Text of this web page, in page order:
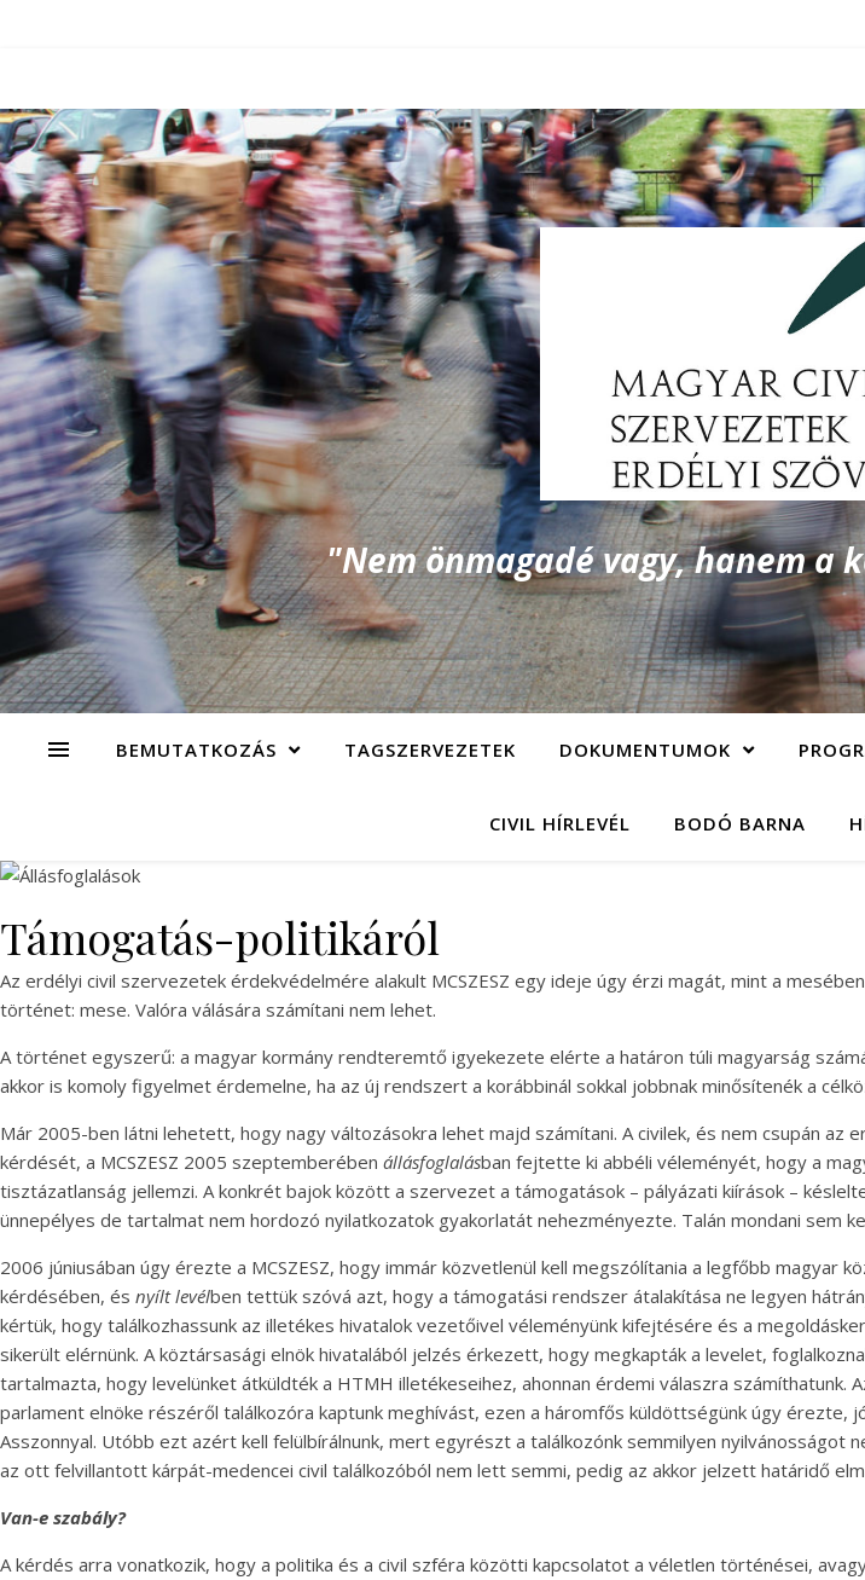
"Nem önmagadé vagy, hanem a
BEMUTATKOZÁS TAGSZERVEZETEK DOKUMENTUMOK
CIVIL HÍRLEVÉL BODÓ BARNA
Támogatás-politikáról
Az erdélyi civil szervezetek érdekvédelmére alakult MCSZESZ egy ideje úgy érzi magát, mint a
történet: mese. Valóra válására számítani nem lehet.
A történet egyszerű: a magyar kormány rendteremtő igyekezete elérte a határon túli magyarság
akkor is komoly figyelmet érdemelne, ha az új rendszert a korábbinál sokkal jobbnak minősítenék a
Már 2005-ben látni lehetett, hogy nagy változásokra lehet majd számítani. A civilek, és nem csupán
kérdését, a MCSZESZ 2005 szeptemberében állásfoglalásban fejtette ki abbéli véleményét, hogy a
tisztázatlanság jellemzi. A konkrét bajok között a szervezet a támogatások – pályázati kiírások –
ünnepélyes de tartalmat nem hordozó nyilatkozatok gyakorlatát nehezményezte. Talán mondani sem
2006 júniusában úgy érezte a MCSZESZ, hogy immár közvetlenül kell megszólítania a legfőbb
kérdésében, és nyílt levélben tettük szóvá azt, hogy a támogatási rendszer átalakítása ne legyen
kértük, hogy találkozhassunk az illetékes hivatalok vezetőivel véleményünk kifejtésére és a
sikerült elérnünk. A köztársasági elnök hivatalából jelzés érkezett, hogy megkapták a levelet,
tartalmazta, hogy levelünket átküldték a HTMH illetékeseihez, ahonnan érdemi válaszra
parlament elnöke részéről találkozóra kaptunk meghívást, ezen a háromfős küldöttségünk úgy
Asszonnyal. Utóbb ezt azért kell felülbírálnunk, mert egyrészt a találkozónk semmilyen
az ott felvillantott kárpát-medencei civil találkozóból nem lett semmi, pedig az akkor jelzett határidő
Van-e szabály?
A kérdés arra vonatkozik, hogy a politika és a civil szféra közötti kapcsolatot a véletlen történései,